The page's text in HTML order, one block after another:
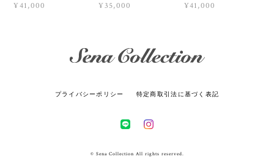
¥41,000 ¥35,000 ¥41,000
プライバシーポリシー 特定商取引法に基づく表記
© Sena Collection All rights reserved.